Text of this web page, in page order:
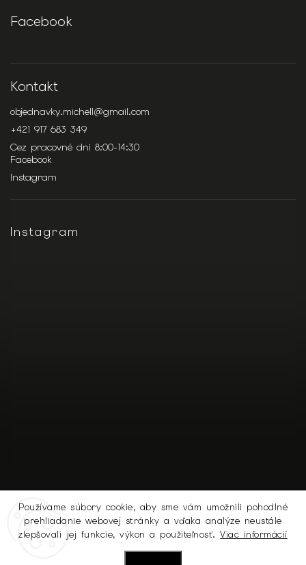
Používame súbory cookie, aby sme vám umožnili pohodlné
prehliadanie webovej stránky a vďaka analýze neustále
zlepšovali jej funkcie, výkon a použiteľnosť.Viac informácií
Facebook
Kontakt
objednavky.michell@gmail.com
+421 917 683 349
Cez pracovné dni 8:00-14:30
Facebook
Instagram
Instagram
Sledovať na Instagrame